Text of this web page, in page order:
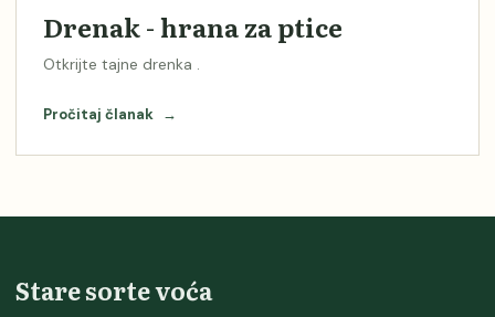
Drenak - hrana za ptice
Otkrijte tajne drenka .
Pročitaj članak →
Stare sorte voća